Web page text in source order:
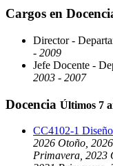
Cargos en
Director -
- 2009
Jefe Docente -
2003 - 2007
Docencia Últimos 7
CC4102-1
2026 Otoño,
Primavera, 2023